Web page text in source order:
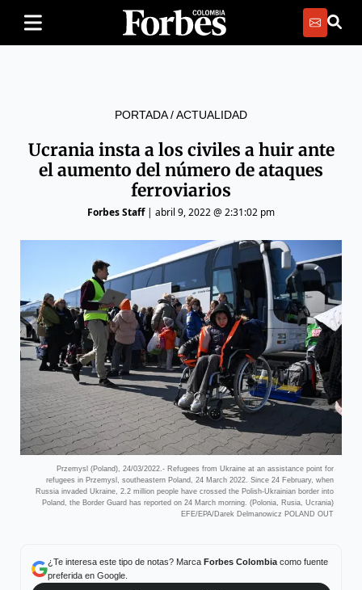
PORTADA/ACTUALIDAD
Ucrania insta a los civiles a huir ante
el aumento del número de ataques
ferroviarios
Forbes Staff| abril 9, 2022 @ 2:31:02 pm
Przemysl (Poland), 24/03/2022.- Refugees from Ukraine at an assistance point for
refugees in Przemysl, southeastern Poland, 24 March 2022. Since 24 February, when
Russia invaded Ukraine, 2.2 million people have crossed the Polish-Ukrainian border into
Poland, the Border Guard has reported on 24 March morning. (Polonia, Rusia, Ucrania)
EFE/EPA/Darek Delmanowicz POLAND OUT
¿Te interesa este tipo de notas? Marca Forbes Colombiacomo fuente
preferida en Google.